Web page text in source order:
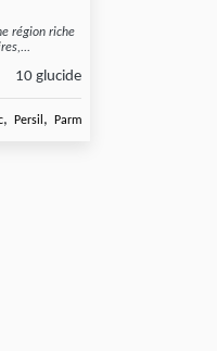
région riche
10 glucide
, Persil , Parmesan râpé